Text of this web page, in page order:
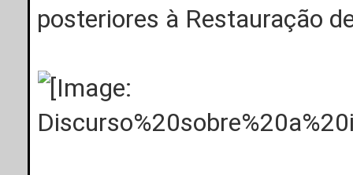
posteriores à Restauração